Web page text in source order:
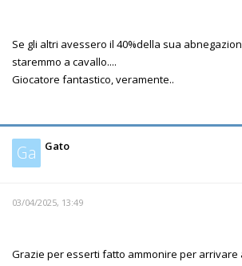
Se gli altri avessero il 40%della sua
staremmo a cavallo....
Giocatore fantastico, veramente..
Ga Gato
03/04/2025, 13:49
Grazie per esserti fatto ammonire per arrivare